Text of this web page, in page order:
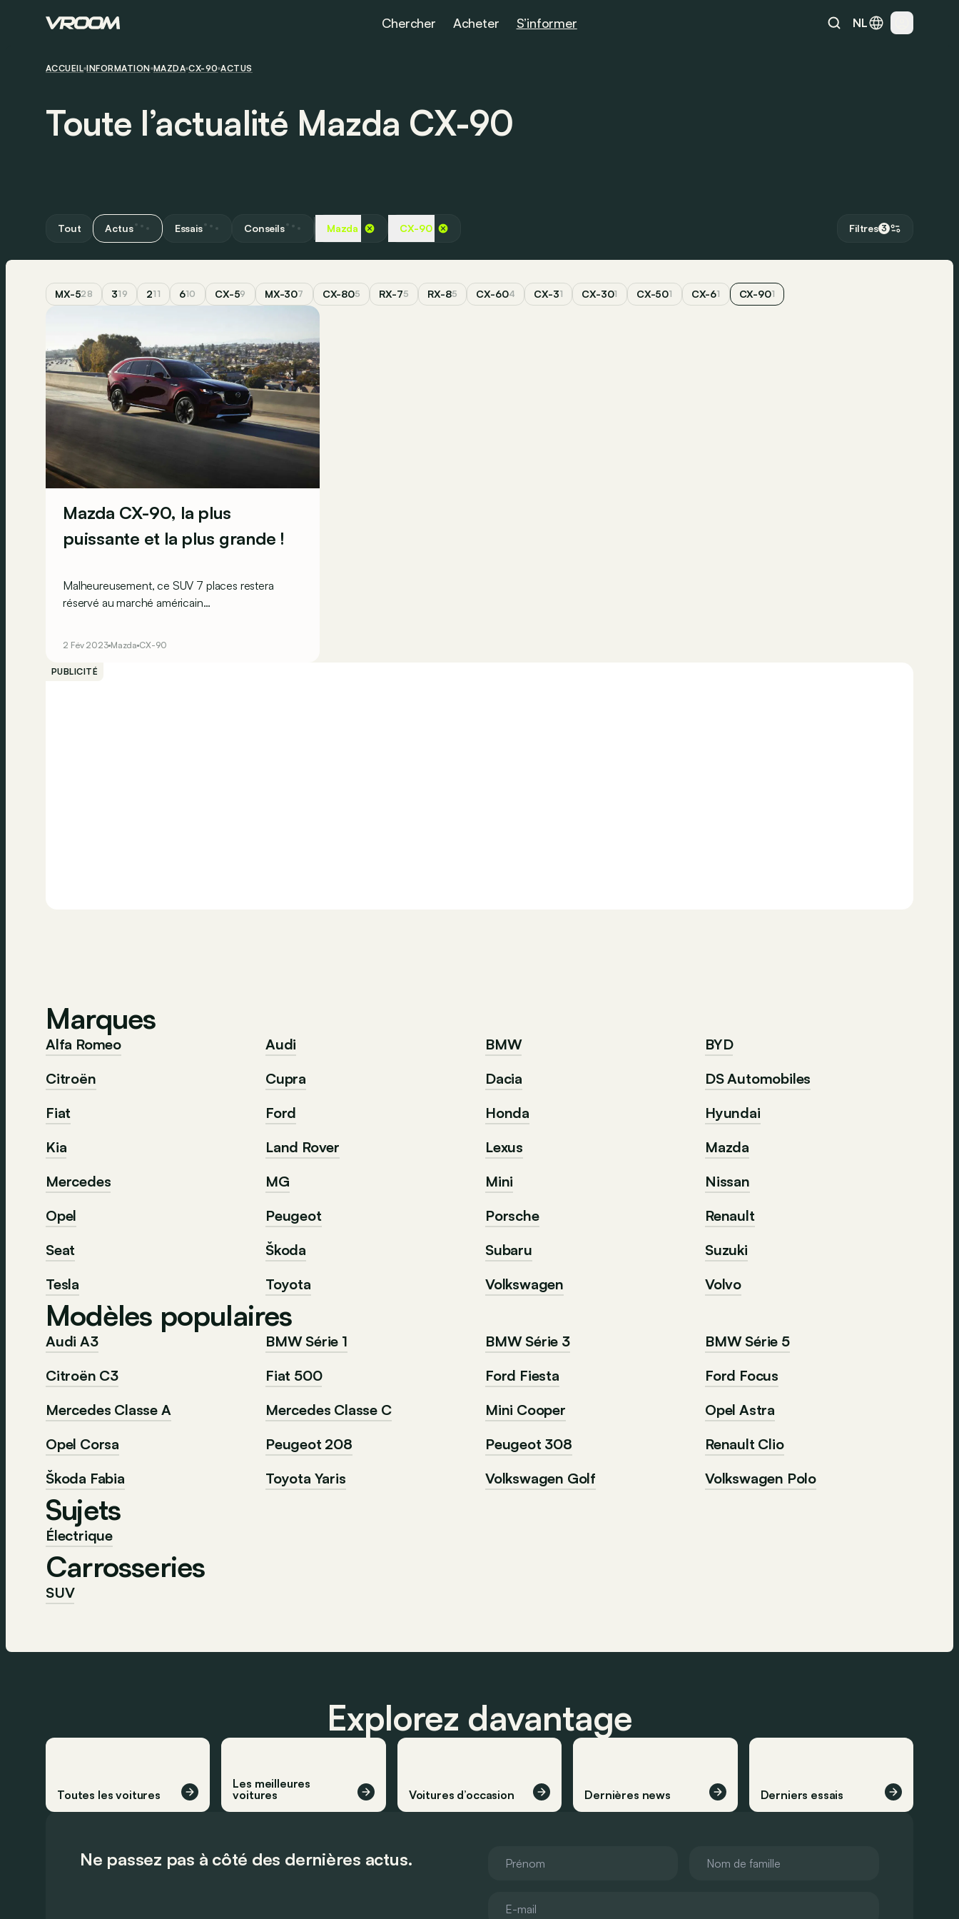
Chercher Acheter S’informer NL
ACCUEIL INFORMATION MAZDA CX-90 ACTUS
Toute l’actualité Mazda CX-90
Tout Actus Essais Conseils Mazda CX-90 Filtres 3
MX-528 319 211 610 CX-59 MX-307 CX-805 RX-75 RX-85 CX-604 CX-31 CX-301 CX-501 CX-61 CX-901
Mazda CX-90, la plus
puissante et la plus grande !
Malheureusement, ce SUV 7 places restera
réservé au marché américain…
2 Fév 2023 Mazda CX-90
PUBLICITÉ
Marques
Alfa Romeo Audi BMW
BYD
Citroën
Cupra Dacia
DS Automobiles
Fiat
Ford Honda
Hyundai
Kia
Land Rover Lexus
Mazda
Mercedes
MG Mini
Nissan
Opel
Peugeot Porsche
Renault
Seat
Škoda Subaru
Suzuki
Tesla
Toyota Volkswagen Volvo
Modèles populaires
Audi A3 BMW Série 1 BMW Série 3
BMW Série 5
Citroën C3
Fiat 500 Ford Fiesta
Ford Focus
Mercedes Classe A
Mercedes Classe C Mini Cooper
Opel Astra
Opel Corsa
Peugeot 208 Peugeot 308
Renault Clio
Škoda Fabia
Toyota Yaris Volkswagen Golf Volkswagen Polo
Sujets
Électrique
Carrosseries
SUV
Explorez davantage
Toutes les voitures
Les meilleures
voitures
Voitures d’occasion Dernières news Derniers essais
Ne passez pas à côté des dernières actus.